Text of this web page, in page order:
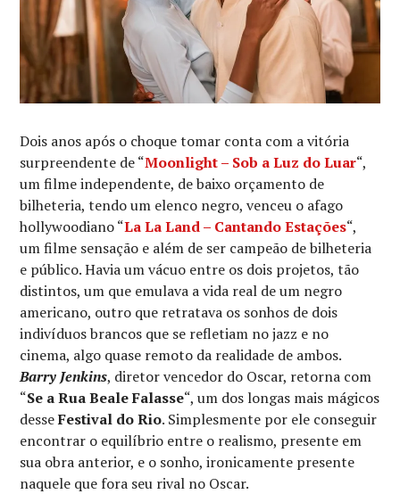
Dois anos após o choque tomar conta com a vitória
surpreendente de “Moonlight – Sob a Luz do Luar“,
um filme independente, de baixo orçamento de
bilheteria, tendo um elenco negro, venceu o afago
hollywoodiano “La La Land – Cantando Estações“,
um filme sensação e além de ser campeão de bilheteria
e público. Havia um vácuo entre os dois projetos, tão
distintos, um que emulava a vida real de um negro
americano, outro que retratava os sonhos de dois
indivíduos brancos que se refletiam no jazz e no
cinema, algo quase remoto da realidade de ambos.
Barry Jenkins, diretor vencedor do Oscar, retorna com
“Se a Rua Beale Falasse“, um dos longas mais mágicos
desseFestival do Rio. Simplesmente por ele conseguir
encontrar o equilíbrio entre o realismo, presente em
sua obra anterior, e o sonho, ironicamente presente
naquele que fora seu rival no Oscar.